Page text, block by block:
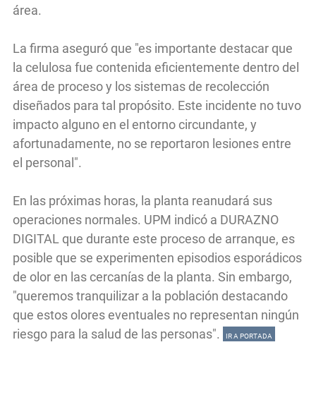
área.
La firma aseguró que "es importante destacar que
la celulosa fue contenida eficientemente dentro del
área de proceso y los sistemas de recolección
diseñados para tal propósito. Este incidente no tuvo
impacto alguno en el entorno circundante, y
afortunadamente, no se reportaron lesiones entre
el personal".
En las próximas horas, la planta reanudará sus
operaciones normales. UPM indicó a DURAZNO
DIGITAL que durante este proceso de arranque, es
posible que se experimenten episodios esporádicos
de olor en las cercanías de la planta. Sin embargo,
"queremos tranquilizar a la población destacando
que estos olores eventuales no representan ningún
riesgo para la salud de las personas".
IR A PORTADA